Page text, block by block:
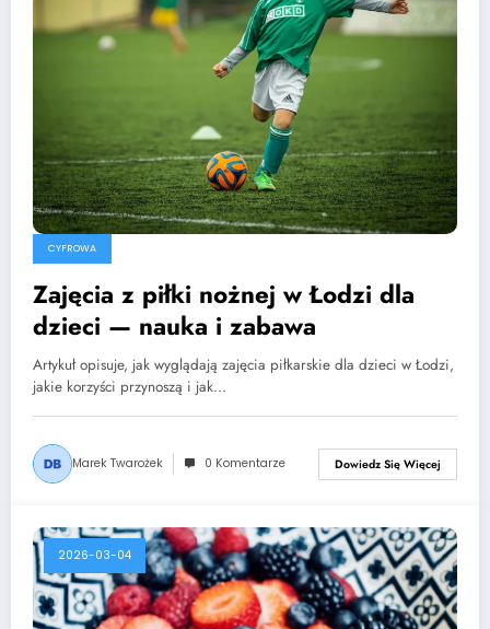
CYFROWA
Zajęcia z piłki nożnej w Łodzi dla
dzieci — nauka i zabawa
Artykuł opisuje, jak wyglądają zajęcia piłkarskie dla dzieci w Łodzi,
jakie korzyści przynoszą i jak…
Marek Twarożek 0 Komentarze Dowiedz Się Więcej
2026-03-04